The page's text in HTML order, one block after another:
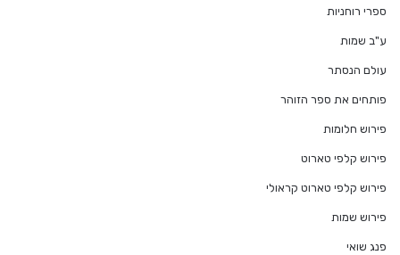
ספרי רוחניות
ע"ב שמות
עולם הנסתר
פותחים את ספר הזוהר
פירוש חלומות
פירוש קלפי טארוט
פירוש קלפי טארוט קראולי
פירוש שמות
פנג שואי